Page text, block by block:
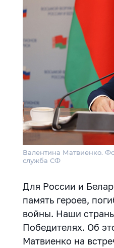
Валентина Матвиенко.
служба СФ
Для России и
память героев,
войны. Наши
Победителях. Об
Матвиенко на